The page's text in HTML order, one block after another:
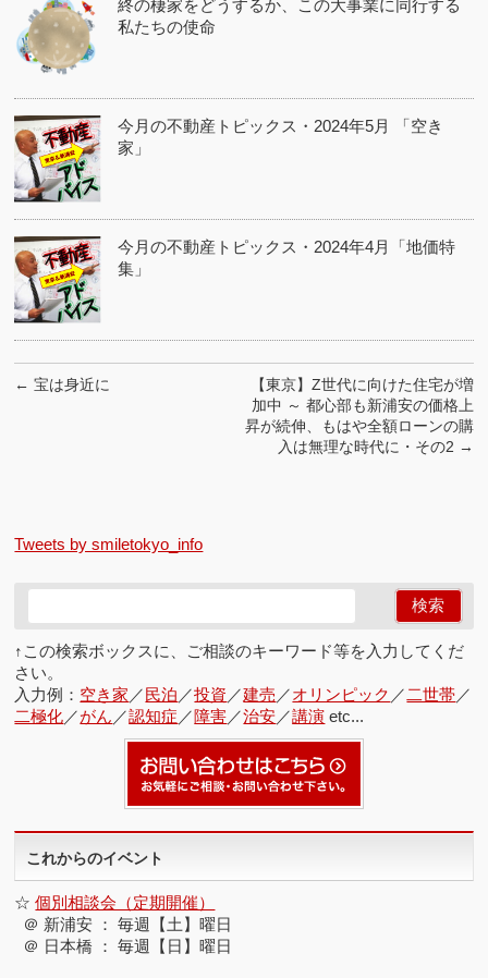
終の棲家をどうするか、この大事業に同行する
私たちの使命
今月の不動産トピックス・2024年5月 「空き
家」
今月の不動産トピックス・2024年4月「地価特
集」
← 宝は身近に
【東京】Z世代に向けた住宅が増
加中 ～ 都心部も新浦安の価格上
昇が続伸、もはや全額ローンの購
入は無理な時代に・その2 →
Tweets by smiletokyo_info
↑この検索ボックスに、ご相談のキーワード等を入力してくだ
さい。
入力例： 空き家 ／民泊 ／投資 ／建売 ／オリンピック ／ 二世帯／
二極化／がん ／認知症 ／障害／治安／講演 etc...
これからのイベント
☆個別相談会（定期開催）
＠ 新浦安 ： 毎週【土】曜日
＠ 日本橋 ： 毎週【日】曜日